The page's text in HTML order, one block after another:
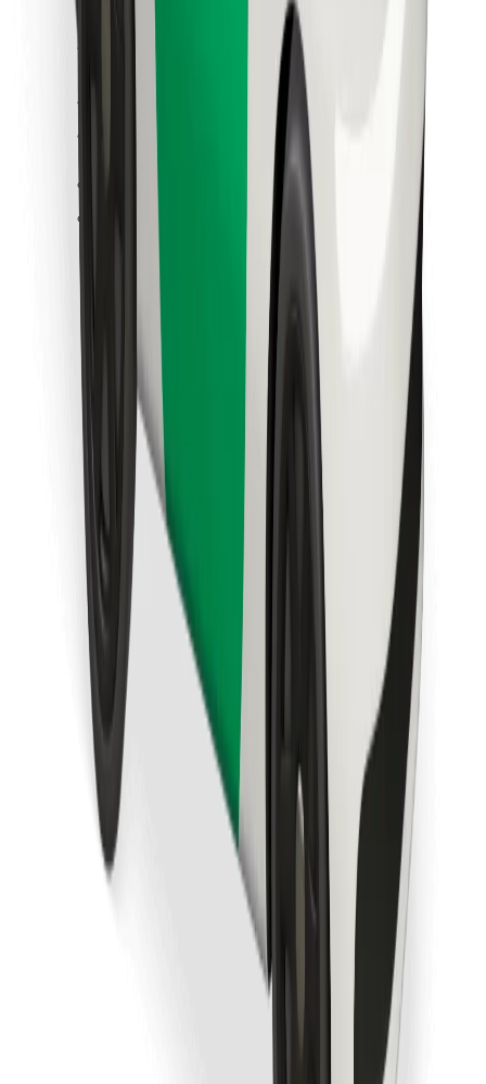
Cookies
Πάρε ταξί μέσα σε λίγα λεπτά!
Κατέβασε την εφαρμογή Bolt
Βρείτε το αγαπημένο σας φαγητό!
Κατεβάστε την εφαρμογή Bolt Food